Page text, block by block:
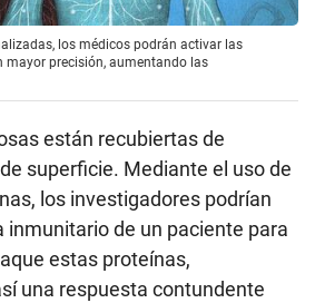
los médicos podrán activar las
mayor precisión, aumentando las
están recubiertas de
superficie. Mediante el uso de
los investigadores podrían
inmunitario de un paciente para
estas proteínas,
una respuesta contundente